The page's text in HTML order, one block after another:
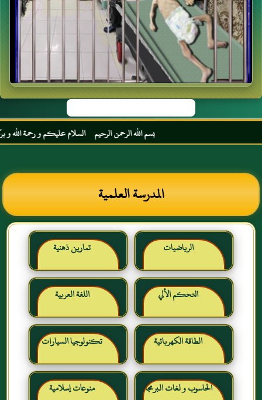
بسم الله الرحمن الرحيم السلام عليكم و رحمة الله و
المدرسة العلمية
الرياضيات تمارين ذهنية
التحكم الألي اللغة العربية
الطاقة الكهربائية تكنولوجيا السيارات
الحاسوب و لغات البرمجة منوعات إسلامية